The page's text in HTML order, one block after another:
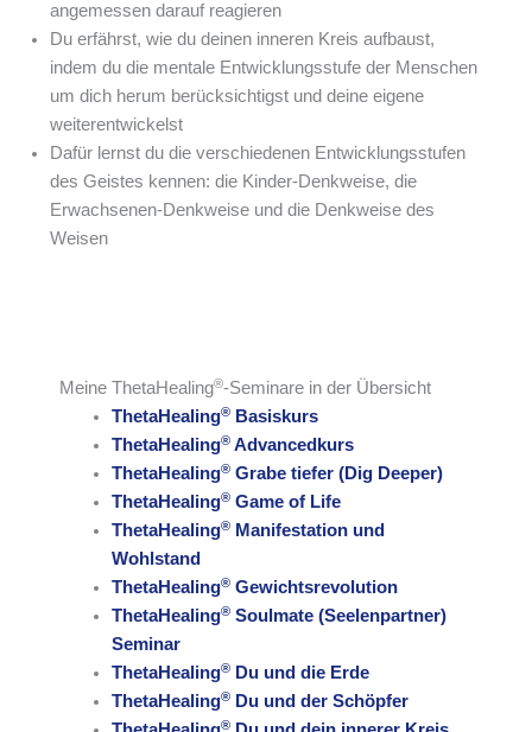
angemessen darauf reagieren
Du erfährst, wie du deinen inneren Kreis aufbaust,
indem du die mentale Entwicklungsstufe der Menschen
um dich herum berücksichtigst und deine eigene
weiterentwickelst
Dafür lernst du die verschiedenen Entwicklungsstufen
des Geistes kennen: die Kinder-Denkweise, die
Erwachsenen-Denkweise und die Denkweise des
Weisen
Meine ThetaHealing®-Seminare in der Übersicht
ThetaHealing®Basiskurs
ThetaHealing®Advancedkurs
ThetaHealing®Grabe tiefer (Dig Deeper)
ThetaHealing®Game of Life
ThetaHealing®Manifestation und
Wohlstand
ThetaHealing®Gewichtsrevolution
ThetaHealing®Soulmate (Seelenpartner)
Seminar
ThetaHealing®Du und die Erde
ThetaHealing®Du und der Schöpfer
®